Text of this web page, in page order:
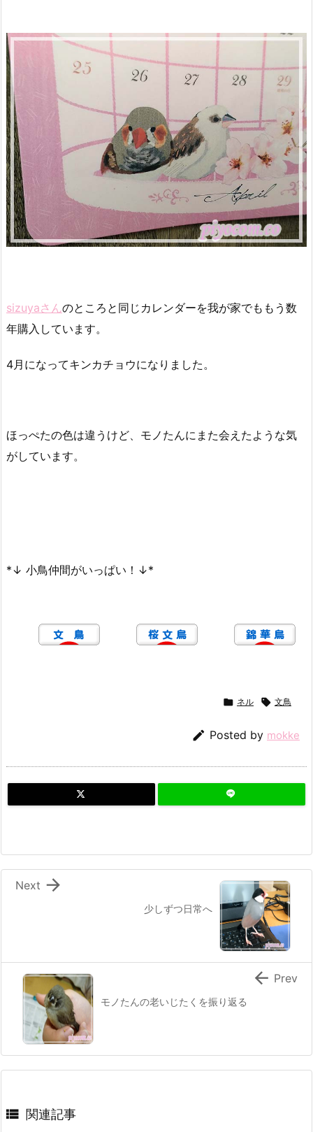
sizuyaさんのところと同じカレンダーを我が家でももう数
年購入しています。
4月になってキンカチョウになりました。
ほっぺたの色は違うけど、モノたんにまた会えたような気
がしています。
*↓ 小鳥仲間がいっぱい！↓*
 ネル  文鳥
 Posted by mokke
少しずつ日常へ

Next
モノたんの老いじたくを振り返る
 Prev
 関連記事